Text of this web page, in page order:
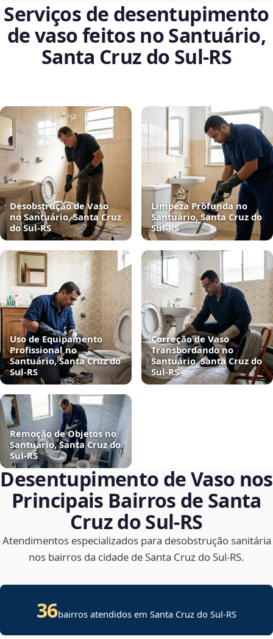
Serviços de desentupimento
de vaso feitos no Santuário,
Santa Cruz do Sul‑RS
Desobstrução de Vaso
no Santuário, Santa Cruz
do Sul‑RS
Limpeza Profunda no
Santuário, Santa Cruz do
Sul‑RS
Uso de Equipamento
Profissional no
Santuário, Santa Cruz do
Sul‑RS
Correção de Vaso
Transbordando no
Santuário, Santa Cruz do
Sul‑RS
Remoção de Objetos no
Santuário, Santa Cruz do
Sul‑RS
Desentupimento de Vaso nos
Principais Bairros de Santa
Cruz do Sul‑RS
Atendimentos especializados para desobstrução sanitária
nos bairros da cidade de Santa Cruz do Sul‑RS.
36bairros atendidos em Santa Cruz do Sul-RS